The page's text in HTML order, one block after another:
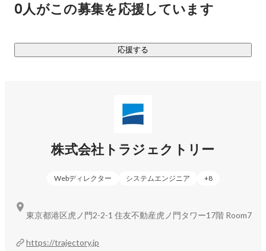
0人がこの募集を応援しています
応援する
株式会社トラジェクトリー
Webディレクター システムエンジニア +8
https://trajectory.jp
東京都港区虎ノ門2-2-1 住友不動産虎ノ門タワー17階 Room7